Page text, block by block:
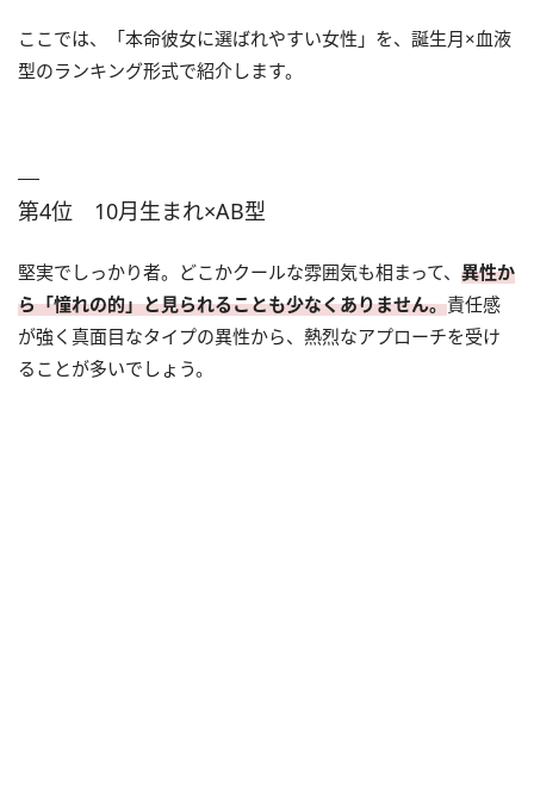
ここでは、「本命彼女に選ばれやすい女性」を、誕生月×血液
型のランキング形式で紹介します。
第4位 10月生まれ×AB型
堅実でしっかり者。どこかクールな雰囲気も相まって、 異性か
ら「憧れの的」と見られることも少なくありません。責任感
が強く真面目なタイプの異性から、熱烈なアプローチを受け
ることが多いでしょう。